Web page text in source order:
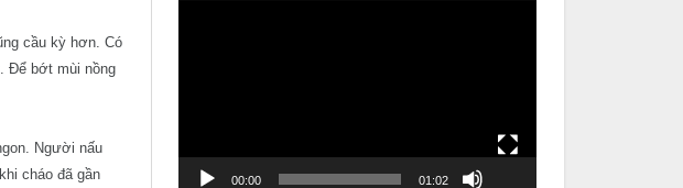
cầu kỳ hơn. Có
Để bớt mùi nồng
Người nấu
cháo đã gần
00:00 01:02